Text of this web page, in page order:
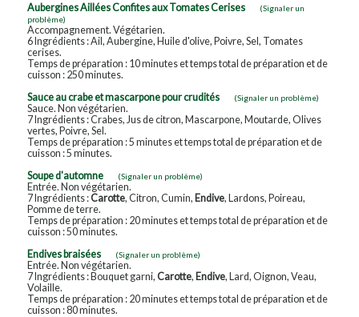
Aubergines Aillées Confites aux Tomates Cerises
(Signaler un
problème)
Accompagnement. Végétarien.
6 Ingrédients : Ail, Aubergine, Huile d'olive, Poivre, Sel, Tomates
cerises.
Temps de préparation : 10 minutes et temps total de préparation et de
cuisson : 250 minutes.
Sauce au crabe et mascarpone pour crudités
(Signaler un problème)
Sauce. Non végétarien.
7 Ingrédients : Crabes, Jus de citron, Mascarpone, Moutarde, Olives
vertes, Poivre, Sel.
Temps de préparation : 5 minutes et temps total de préparation et de
cuisson : 5 minutes.
Soupe d'automne
(Signaler un problème)
Entrée. Non végétarien.
7 Ingrédients :Carotte, Citron, Cumin, Endive, Lardons, Poireau,
Pomme de terre.
Temps de préparation : 20 minutes et temps total de préparation et de
cuisson : 50 minutes.
Endives braisées
(Signaler un problème)
Entrée. Non végétarien.
7 Ingrédients : Bouquet garni, Carotte, Endive, Lard, Oignon, Veau,
Volaille.
Temps de préparation : 20 minutes et temps total de préparation et de
cuisson : 80 minutes.